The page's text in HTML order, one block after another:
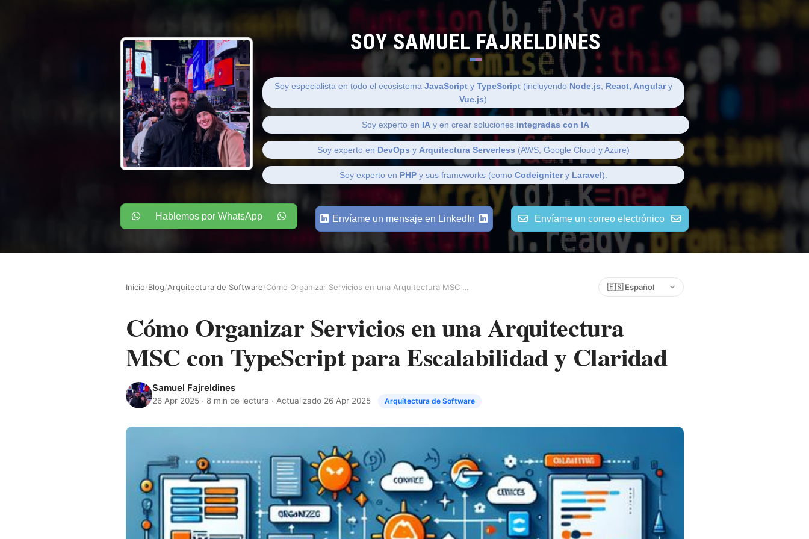
SOY SAMUEL FAJRELDINES
Soy especialista en todo el ecosistema JavaScripty TypeScript(incluyendo Node.js React, Angulary
Vue.js)
Soy experto en IA y en crear soluciones integradas con IA
Soy experto en DevOps y Arquitectura Serverless (AWS, Google Cloud y Azure)
Soy experto en PHPy sus frameworks (como Codeignitery Laravel).
Hablemos por WhatsApp Envíame un mensaje en LinkedIn Envíame un correo electrónico
Inicio/Blog/Arquitectura de Software/ Cómo Organizar Servicios en una Arquitectura MSC con TypeScript para Escalabilidad y Claridad Elegir idioma
Cómo Organizar Servicios en una Arquitectura
MSC con TypeScript para Escalabilidad y Claridad
Samuel Fajreldines
26 Apr 2025· 8 min de lectura · Actualizado 26 Apr 2025 Arquitectura de Software